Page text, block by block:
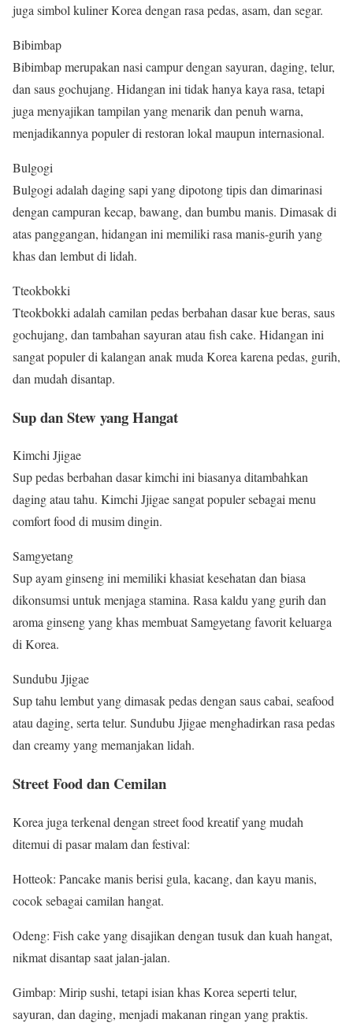
juga simbol kuliner Korea dengan rasa pedas, asam, dan segar.
Bibimbap
Bibimbap merupakan nasi campur dengan sayuran, daging, telur,
dan saus gochujang. Hidangan ini tidak hanya kaya rasa, tetapi
juga menyajikan tampilan yang menarik dan penuh warna,
menjadikannya populer di restoran lokal maupun internasional.
Bulgogi
Bulgogi adalah daging sapi yang dipotong tipis dan dimarinasi
dengan campuran kecap, bawang, dan bumbu manis. Dimasak di
atas panggangan, hidangan ini memiliki rasa manis-gurih yang
khas dan lembut di lidah.
Tteokbokki
Tteokbokki adalah camilan pedas berbahan dasar kue beras, saus
gochujang, dan tambahan sayuran atau fish cake. Hidangan ini
sangat populer di kalangan anak muda Korea karena pedas, gurih,
dan mudah disantap.
Sup dan Stew yang Hangat
Kimchi Jjigae
Sup pedas berbahan dasar kimchi ini biasanya ditambahkan
daging atau tahu. Kimchi Jjigae sangat populer sebagai menu
comfort food di musim dingin.
Samgyetang
Sup ayam ginseng ini memiliki khasiat kesehatan dan biasa
dikonsumsi untuk menjaga stamina. Rasa kaldu yang gurih dan
aroma ginseng yang khas membuat Samgyetang favorit keluarga
di Korea.
Sundubu Jjigae
Sup tahu lembut yang dimasak pedas dengan saus cabai, seafood
atau daging, serta telur. Sundubu Jjigae menghadirkan rasa pedas
dan creamy yang memanjakan lidah.
Street Food dan Cemilan
Korea juga terkenal dengan street food kreatif yang mudah
ditemui di pasar malam dan festival:
Hotteok: Pancake manis berisi gula, kacang, dan kayu manis,
cocok sebagai camilan hangat.
Odeng: Fish cake yang disajikan dengan tusuk dan kuah hangat,
nikmat disantap saat jalan-jalan.
Gimbap: Mirip sushi, tetapi isian khas Korea seperti telur,
sayuran, dan daging, menjadi makanan ringan yang praktis.